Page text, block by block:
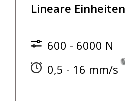
Lineare Einheiten
600 - 6000 N
0,5 - 16 mm/s